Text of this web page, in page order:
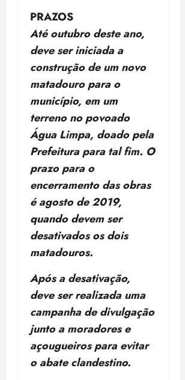
PRAZOS
Até outubro deste ano,
deve ser iniciada a
construção de um novo
matadouro para o
município, em um
terreno no povoado
Água Limpa, doado pela
Prefeitura para tal fim. O
prazo para o
encerramento das obras
é agosto de 2019,
quando devem ser
desativados os dois
matadouros.
Após a desativação,
deve ser realizada uma
campanha de divulgação
junto a moradores e
açougueiros para evitar
o abate clandestino.